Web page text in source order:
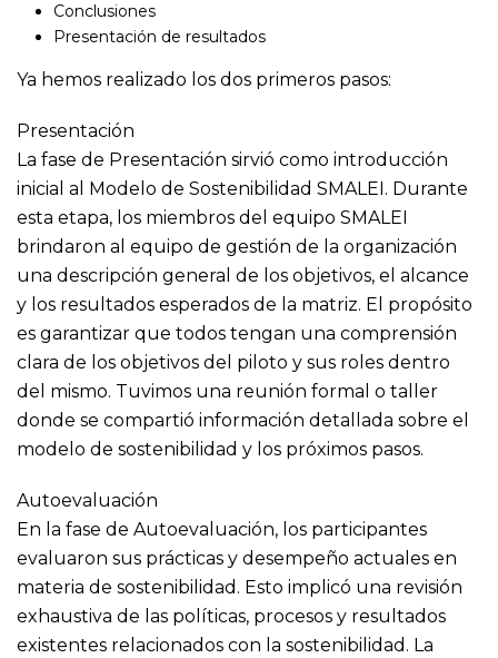
Conclusiones
Presentación de resultados
Ya hemos realizado los dos primeros pasos:
Presentación
La fase de Presentación sirvió como introducción
inicial al Modelo de Sostenibilidad SMALEI. Durante
esta etapa, los miembros del equipo SMALEI
brindaron al equipo de gestión de la organización
una descripción general de los objetivos, el alcance
y los resultados esperados de la matriz. El propósito
es garantizar que todos tengan una comprensión
clara de los objetivos del piloto y sus roles dentro
del mismo. Tuvimos una reunión formal o taller
donde se compartió información detallada sobre el
modelo de sostenibilidad y los próximos pasos.
Autoevaluación
En la fase de Autoevaluación, los participantes
evaluaron sus prácticas y desempeño actuales en
materia de sostenibilidad. Esto implicó una revisión
exhaustiva de las políticas, procesos y resultados
existentes relacionados con la sostenibilidad. La